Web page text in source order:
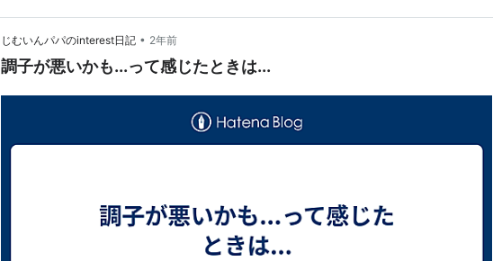
じむいんパパのinterest日記 • 2年前
調子が悪いかも...って感じたときは...